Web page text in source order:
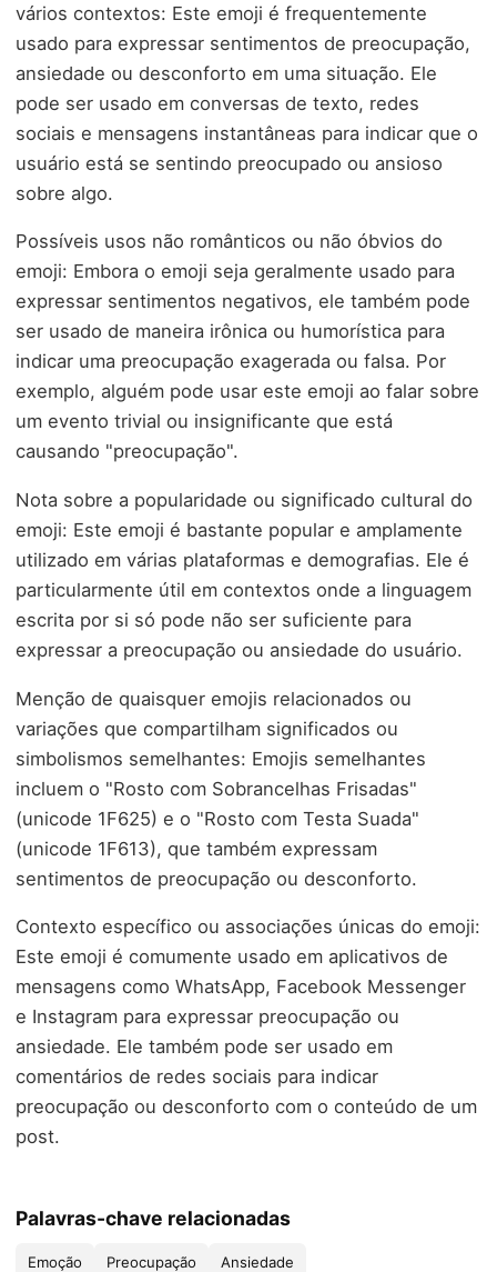
vários contextos: Este emoji é frequentemente
usado para expressar sentimentos de preocupação,
ansiedade ou desconforto em uma situação. Ele
pode ser usado em conversas de texto, redes
sociais e mensagens instantâneas para indicar que o
usuário está se sentindo preocupado ou ansioso
sobre algo.
Possíveis usos não românticos ou não óbvios do
emoji: Embora o emoji seja geralmente usado para
expressar sentimentos negativos, ele também pode
ser usado de maneira irônica ou humorística para
indicar uma preocupação exagerada ou falsa. Por
exemplo, alguém pode usar este emoji ao falar sobre
um evento trivial ou insignificante que está
causando "preocupação".
Nota sobre a popularidade ou significado cultural do
emoji: Este emoji é bastante popular e amplamente
utilizado em várias plataformas e demografias. Ele é
particularmente útil em contextos onde a linguagem
escrita por si só pode não ser suficiente para
expressar a preocupação ou ansiedade do usuário.
Menção de quaisquer emojis relacionados ou
variações que compartilham significados ou
simbolismos semelhantes: Emojis semelhantes
incluem o "Rosto com Sobrancelhas Frisadas"
(unicode 1F625) e o "Rosto com Testa Suada"
(unicode 1F613), que também expressam
sentimentos de preocupação ou desconforto.
Contexto específico ou associações únicas do emoji:
Este emoji é comumente usado em aplicativos de
mensagens como WhatsApp, Facebook Messenger
e Instagram para expressar preocupação ou
ansiedade. Ele também pode ser usado em
comentários de redes sociais para indicar
preocupação ou desconforto com o conteúdo de um
post.
Palavras-chave relacionadas
Emoção Preocupação Ansiedade